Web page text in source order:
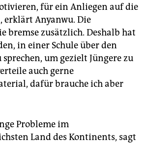
für ein Anliegen auf die
erklärt Anyanwu. Die
bremse zusätzlich. Deshalb hat
in einer Schule über den
um gezielt Jüngere zu
auch gerne
dafür brauche ich aber
Probleme im
Land des Kontinents, sagt